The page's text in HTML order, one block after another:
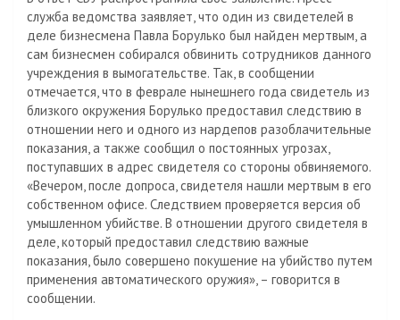
служба ведомства заявляет, что один из свидетелей в
деле бизнесмена Павла Борулько был найден мертвым, а
сам бизнесмен собирался обвинить сотрудников данного
учреждения в вымогательстве. Так, в сообщении
отмечается, что в феврале нынешнего года свидетель из
близкого окружения Борулько предоставил следствию в
отношении него и одного из нардепов разоблачительные
показания, а также сообщил о постоянных угрозах,
поступавших в адрес свидетеля со стороны обвиняемого.
«Вечером, после допроса, свидетеля нашли мертвым в его
собственном офисе. Следствием проверяется версия об
умышленном убийстве. В отношении другого свидетеля в
деле, который предоставил следствию важные
показания, было совершено покушение на убийство путем
применения автоматического оружия», – говорится в
сообщении.